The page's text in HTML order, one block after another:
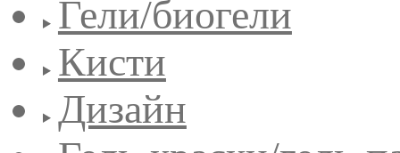
Гели/биогели
Кисти
Дизайн